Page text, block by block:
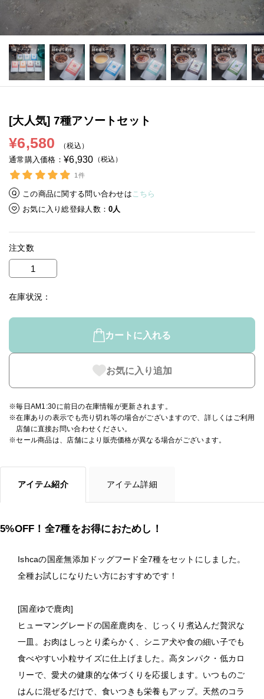
[大人気] 7種アソートセット
¥6,580 （税込）
通常購入価格 ¥6,930 （税込）
1件
この商品に関する問い合わせは こちら
お気に入り総登録人数
0人
注文数
在庫状況
カートに入れる
お気に入り追加
※毎日AM1:30に前日の在庫情報が更新されます。
※在庫ありの表示でも売り切れ等の場合がございますので、詳しくはご利用
店舗に直接お問い合わせください。
※セール商品は、店舗により販売価格が異なる場合がございます。
アイテム紹介
5%OFF！全7種をお得におためし！
Ishcaの国産無添加ドッグフード全7種をセットにしました。
全種お試しになりたい方におすすめです！
[国産ゆで鹿肉]
ヒューマングレードの国産鹿肉を、じっくり煮込んだ贅沢な
一皿。お肉はしっとり柔らかく、シニア犬や食の細い子でも
食べやすい小粒サイズに仕上げました。高タンパク・低カロ
リーで、愛犬の健康的な体づくりを応援します。いつものご
はんに混ぜるだけで、食いつきも栄養もアップ。天然のコラ
アイテム詳細